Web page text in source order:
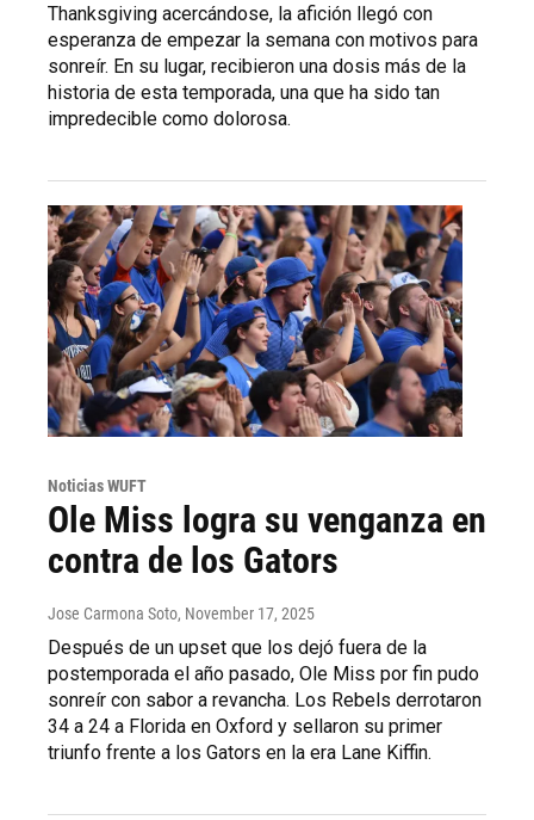
Thanksgiving acercándose, la afición llegó con
esperanza de empezar la semana con motivos para
sonreír. En su lugar, recibieron una dosis más de la
historia de esta temporada, una que ha sido tan
impredecible como dolorosa.
Noticias WUFT
Ole Miss logra su venganza en
contra de los Gators
Jose Carmona Soto, November 17, 2025
Después de un upset que los dejó fuera de la
postemporada el año pasado, Ole Miss por fin pudo
sonreír con sabor a revancha. Los Rebels derrotaron
34 a 24 a Florida en Oxford y sellaron su primer
triunfo frente a los Gators en la era Lane Kiffin.